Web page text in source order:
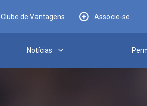
Clube de Vantagens Associe-se
Notícias